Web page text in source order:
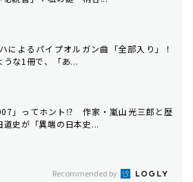
によるパイプオルガン曲「全部入り」！
な1冊で、「あ...
」ってホント⁉ 作家・嵐山光三郎と歴
道史が「異端の日本史...
Recommended by